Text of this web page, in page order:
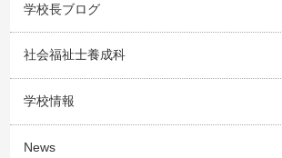
学校長ブログ
社会福祉士養成科
学校情報
News